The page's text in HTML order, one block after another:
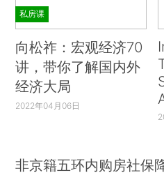
私房课
向松祚：宏观经济70
讲，带你了解国内外
经济大局
2022年04月06日
非京籍五环内购房社保